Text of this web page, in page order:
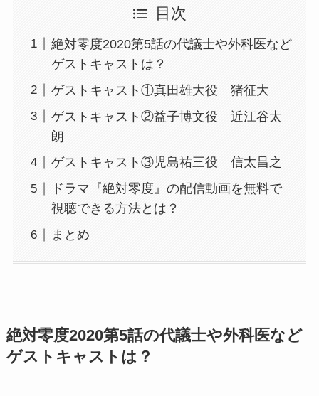
目次
絶対零度2020第5話の代議士や外科医など
ゲストキャストは？
ゲストキャスト①真田雄大役 猪征大
ゲストキャスト②益子博文役 近江谷太
朗
ゲストキャスト③児島祐三役 信太昌之
ドラマ『絶対零度』の配信動画を無料で
視聴できる方法とは？
まとめ
絶対零度2020第5話の代議士や外科医など
ゲストキャストは？